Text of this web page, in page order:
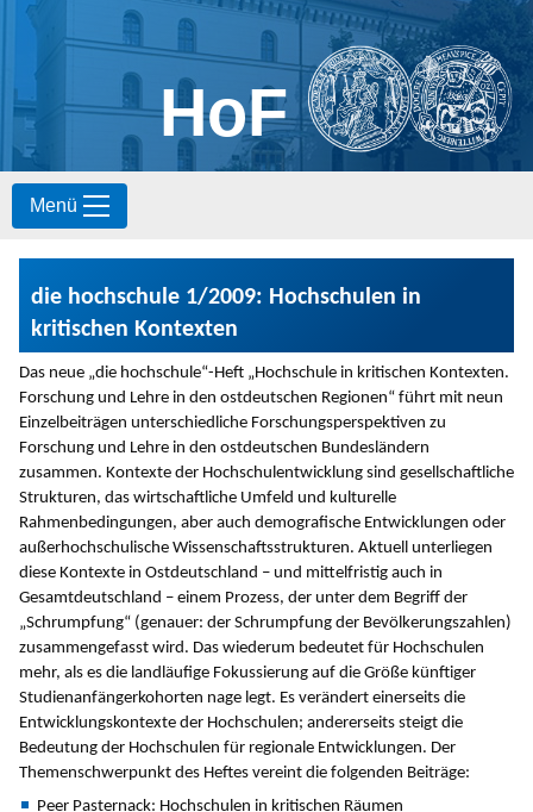
HoF
Menü
die hochschule 1/2009: Hochschulen in
kritischen Kontexten
Das neue „die hochschule“-Heft „Hochschule in kritischen Kontexten.
Forschung und Lehre in den ostdeutschen Regionen“ führt mit neun
Einzelbeiträgen unterschiedliche Forschungsperspektiven zu
Forschung und Lehre in den ostdeutschen Bundesländern
zusammen. Kontexte der Hochschulentwicklung sind gesellschaftliche
Strukturen, das wirtschaftliche Umfeld und kulturelle
Rahmenbedingungen, aber auch demografische Entwicklungen oder
außerhochschulische Wissenschaftsstrukturen. Aktuell unterliegen
diese Kontexte in Ostdeutschland – und mittelfristig auch in
Gesamtdeutschland – einem Prozess, der unter dem Begriff der
„Schrumpfung“ (genauer: der Schrumpfung der Bevölkerungszahlen)
zusammengefasst wird. Das wiederum bedeutet für Hochschulen
mehr, als es die landläufige Fokussierung auf die Größe künftiger
Studienanfängerkohorten nage legt. Es verändert einerseits die
Entwicklungskontexte der Hochschulen; andererseits steigt die
Bedeutung der Hochschulen für regionale Entwicklungen. Der
Themenschwerpunkt des Heftes vereint die folgenden Beiträge:
Peer Pasternack: Hochschulen in kritischen Räumen